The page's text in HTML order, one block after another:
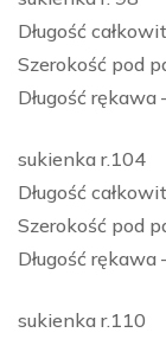
Długość
Szerokość pod
Długość rękawa
sukienka r.104
Długość
Szerokość pod
Długość rękawa
sukienka r.110